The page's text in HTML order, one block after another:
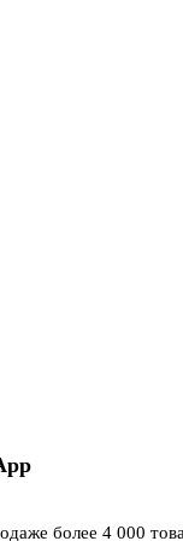
более 4 000